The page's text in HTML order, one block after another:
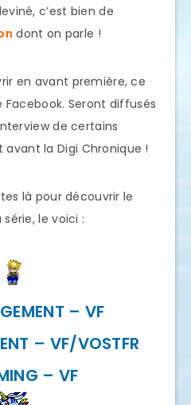
c’est bien de
dont on parle !
en avant première, ce
Facebook. Seront diffusés
de certains
la Digi Chronique !
là pour découvrir le
le voici :
– VF
– VF/VOSTFR
– VF